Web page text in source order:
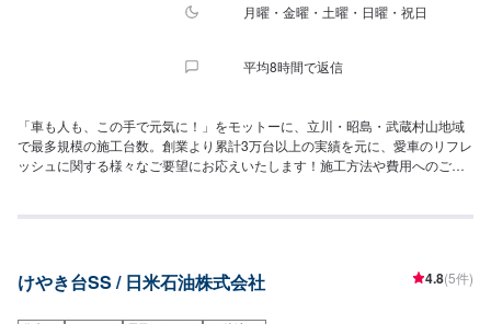
月曜・金曜・土曜・日曜・祝日
平均8時間で返信
「車も人も、この手で元気に！」をモットーに、立川・昭島・武蔵村山地域
で最多規模の施工台数。創業より累計3万台以上の実績を元に、愛車のリフレ
ッシュに関する様々なご要望にお応えいたします！施工方法や費用へのご質
ボディーコーティング・ルームクリーニング施工など、「愛車の元気」に関
けやき台SS / 日米石油株式会社 4.8(5件)